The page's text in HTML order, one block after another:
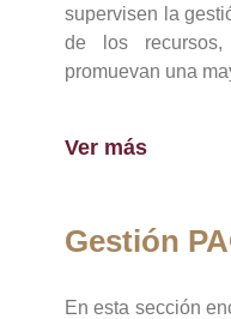
supervisen la
de los
promuevan una
Ver más
Gestión
En esta sección